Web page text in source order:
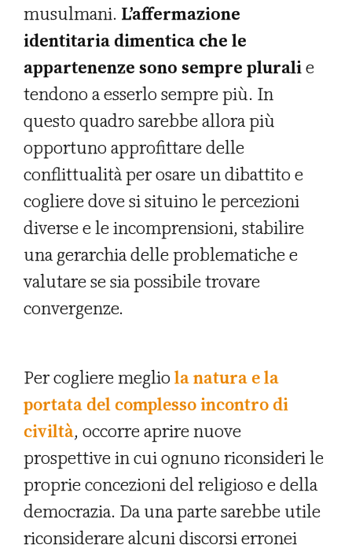
musulmani. L’affermazione
identitaria dimentica che le
appartenenze sono sempre pluralie
tendono a esserlo sempre più. In
questo quadro sarebbe allora più
opportuno approfittare delle
conflittualità per osare un dibattito e
cogliere dove si situino le percezioni
diverse e le incomprensioni, stabilire
una gerarchia delle problematiche e
valutare se sia possibile trovare
convergenze.
Per cogliere megliola natura e la
portata del complesso incontro di
civiltà, occorre aprire nuove
prospettive in cui ognuno riconsideri le
proprie concezioni del religioso e della
democrazia. Da una parte sarebbe utile
riconsiderare alcuni discorsi erronei